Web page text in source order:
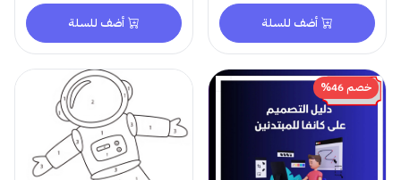
أضف للسلة أضف للسلة
خصم 46%